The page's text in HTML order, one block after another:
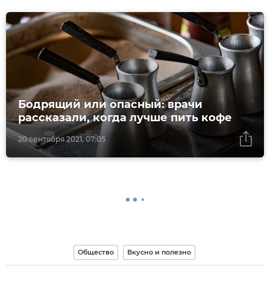
20 сентября 2021, 07:05
Бодрящий или опасный: врачи
рассказали, когда лучше пить кофе
Общество Вкусно и полезно